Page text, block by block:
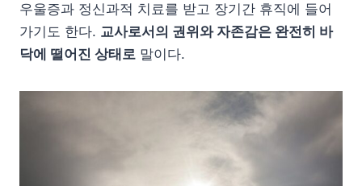
우울증과 정신과적 치료를 받고 장기간 휴직에 들어
가기도 한다. 교사로서의 권위와 자존감은 완전히 바
닥에 떨어진 상태로 말이다.